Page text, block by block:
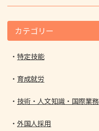
カテゴリー
特定技能
育成就労
技術・人文知識・国際業務
外国人採用